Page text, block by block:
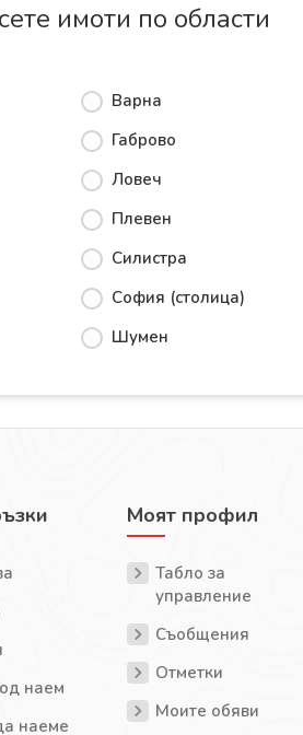
имоти по области
Варна
Габрово
Ловеч
Плевен
Силистра
София (столица)
Шумен
наем
наеме
Моят профил
Табло за
управление
Съобщения
Отметки
Моите обяви